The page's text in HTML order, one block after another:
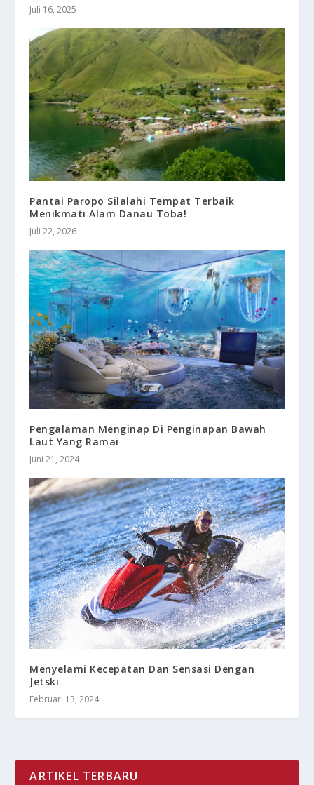
Juli 16, 2025
Pantai Paropo Silalahi Tempat Terbaik
Menikmati Alam Danau Toba!
Juli 22, 2026
Pengalaman Menginap Di Penginapan Bawah
Laut Yang Ramai
Juni 21, 2024
Menyelami Kecepatan Dan Sensasi Dengan
Jetski
Februari 13, 2024
ARTIKEL TERBARU